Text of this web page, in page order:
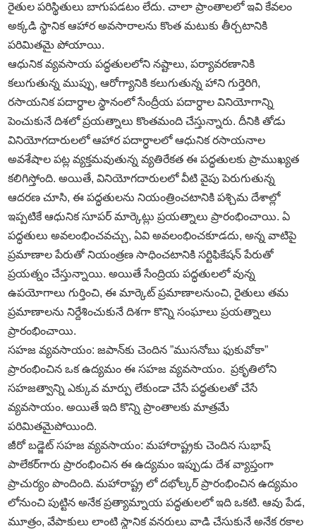
రైతుల పరిస్థితులు బాగుపడటం లేదు. చాలా ప్రాంతాలలో ఇవి కేవలం
అక్కడి స్థానిక ఆహార అవసారాలను కొంత మటుకు తీర్చటానికి
పరిమితమై పోయాయి.
ఆధునిక వ్యవసాయ పద్ధతులలోని నష్టాలు, పర్యావరణానికి
కలుగుతున్న ముప్పు, ఆరోగ్యానికి కలుగుతున్న హాని గుర్తెరిగి,
రసాయనిక పదార్ధాల స్థానంలో సేంద్రీయ పదార్ధాల వినియోగాన్ని
పెంచుకునే దిశలో ప్రయత్నాలు కొంతమంది చేస్తున్నారు. దీనికి తోడు
వినియోగదారులలో ఆహార పదార్ధాలలో ఆధునిక రసాయనాల
అవశేషాల పట్ల వ్యక్తమవుతున్న వ్యతిరేకత ఈ పద్ధతులకు ప్రాముఖ్యత
కలిగిస్తోంది. అయితే, వినియోగదారులలో వీటి వైపు పెరుగుతున్న
ఆదరణ చూసి, ఈ పద్ధతులను నియంత్రించటానికి పశ్చిమ దేశాల్లో
ఇప్పటికే ఆధునిక సూపర్‌ మార్కెట్లు ప్రయత్నాలు ప్రారంభించాయి. ఏ
పద్ధతులు అవలంభించవచ్చు, ఏవి అవలంభించకూడదు, అన్న వాటిపై
ప్రమాణాల పేరుతో నియంత్రణ సాధించటానికి సర్టిఫికేషన్‌ పేరుతో
ప్రయత్నం చేస్తున్నాయి. అయితే సేంద్రియ పద్ధతులలో వున్న
ఉపయోగాలు గుర్తించి, ఈ మార్కెట్‌ ప్రమాణాలనుంచి, రైతులు తమ
ప్రమాణాలను నిర్దేశించుకునే దిశగా కొన్ని సంఘాలు ప్రయత్నాలు
ప్రారంభించాయి.
సహజ వ్యవసాయం: జపాన్‌కు చెందిన ”ముసనోబు ఫుకువోకా”
ప్రారంభించిన ఒక ఉద్యమం ఈ సహజ వ్యవసాయం. ప్రకృతిలోని
సహజత్వాన్ని ఎక్కువ మార్పు లేకుండా చేసే పద్ధతులతో చేసే
వ్యవసాయం. అయితే ఇది కొన్ని ప్రాంతాలకు మాత్రమే
పరిమితమైపోయింది.
జీరో బడ్జెట్‌ సహజ వ్యవసాయం: మహారాష్ట్రకు చెందిన సుభాష్‌
పాలేకర్‌గారు ప్రారంభించిన ఈ ఉద్యమం ఇప్పుడు దేశ వ్యాప్తంగా
ప్రాచుర్యం పొందింది. మహారాష్ట్ర లో దభోల్కర్‌ ప్రారంభించిన ఉద్యమం
లోనుంచి పుట్టిన అనేక ప్రత్యామ్నాయ పద్ధతులలో ఇది ఒకటి. ఆవు పేడ,
మూత్రం, వేపాకులు లాంటి స్థానిక వనరులు వాడి చేసుకునే అనేక రకాల